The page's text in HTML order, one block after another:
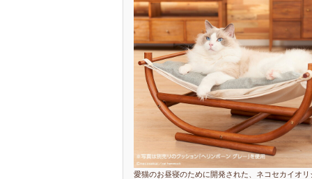
愛猫のお昼寝のために開発された、ネコセカイオリ